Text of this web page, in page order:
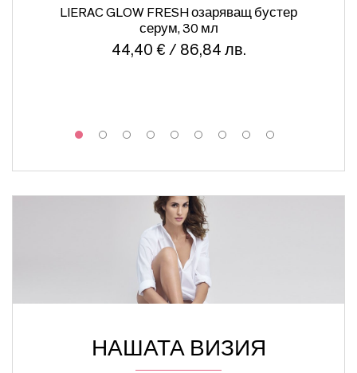
LIERAC GLOW FRESH озаряващ бустер
серум, 30 мл
44,40 € / 86,84 лв.
НАШАТА ВИЗИЯ